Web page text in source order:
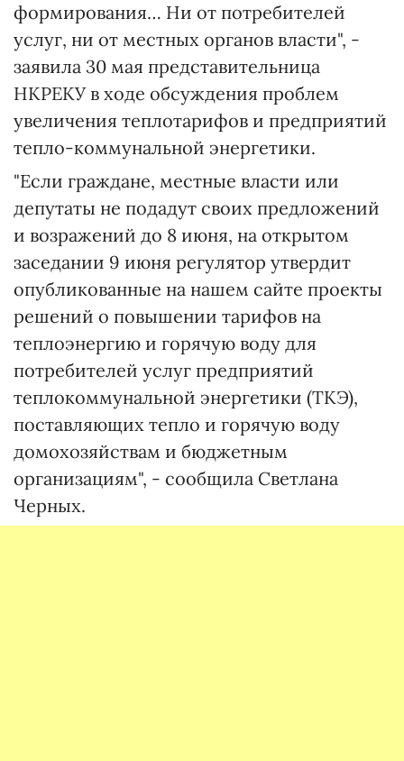
формирования… Ни от потребителей
услуг, ни от местных органов власти", -
заявила 30 мая представительница
НКРЕКУ в ходе обсуждения проблем
увеличения теплотарифов и предприятий
тепло-коммунальной энергетики.
"Если граждане, местные власти или
депутаты не подадут своих предложений
и возражений до 8 июня, на открытом
заседании 9 июня регулятор утвердит
опубликованные на нашем сайте проекты
решений о повышении тарифов на
теплоэнергию и горячую воду для
потребителей услуг предприятий
теплокоммунальной энергетики (ТКЭ),
поставляющих тепло и горячую воду
домохозяйствам и бюджетным
организациям", - сообщила Светлана
Черных.